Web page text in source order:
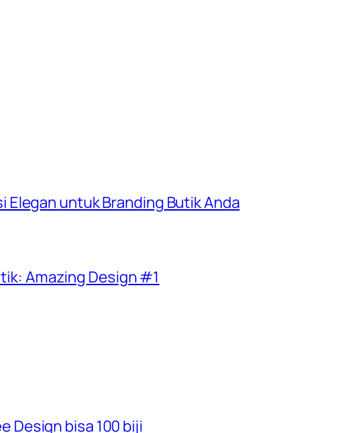
Elegan untuk Branding Butik Anda
Amazing Design #1
Design bisa 100 biji